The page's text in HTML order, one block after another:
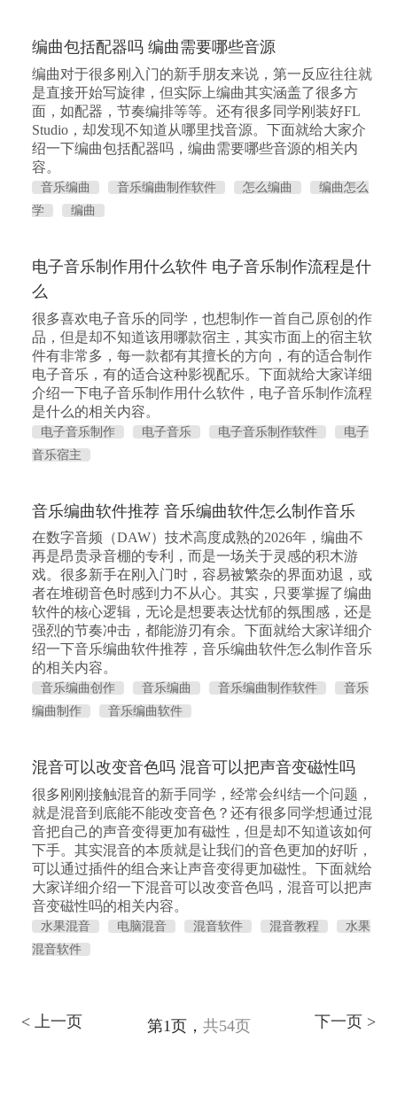
编曲包括配器吗 编曲需要哪些音源
编曲对于很多刚入门的新手朋友来说，第一反应往往就
是直接开始写旋律，但实际上编曲其实涵盖了很多方
面，如配器，节奏编排等等。还有很多同学刚装好FL
Studio，却发现不知道从哪里找音源。下面就给大家介
绍一下编曲包括配器吗，编曲需要哪些音源的相关内
容。
音乐编曲 音乐编曲制作软件 怎么编曲
编曲怎么
学
编曲
电子音乐制作用什么软件 电子音乐制作流程是什
么
很多喜欢电子音乐的同学，也想制作一首自己原创的作
品，但是却不知道该用哪款宿主，其实市面上的宿主软
件有非常多，每一款都有其擅长的方向，有的适合制作
电子音乐，有的适合这种影视配乐。下面就给大家详细
介绍一下电子音乐制作用什么软件，电子音乐制作流程
是什么的相关内容。
电子音乐制作 电子音乐 电子音乐制作软件
电子
音乐宿主
音乐编曲软件推荐 音乐编曲软件怎么制作音乐
在数字音频（DAW）技术高度成熟的2026年，编曲不
再是昂贵录音棚的专利，而是一场关于灵感的积木游
戏。很多新手在刚入门时，容易被繁杂的界面劝退，或
者在堆砌音色时感到力不从心。其实，只要掌握了编曲
软件的核心逻辑，无论是想要表达忧郁的氛围感，还是
强烈的节奏冲击，都能游刃有余。下面就给大家详细介
绍一下音乐编曲软件推荐，音乐编曲软件怎么制作音乐
的相关内容。
音乐编曲创作 音乐编曲 音乐编曲制作软件
音乐
编曲制作
音乐编曲软件
混音可以改变音色吗 混音可以把声音变磁性吗
很多刚刚接触混音的新手同学，经常会纠结一个问题，
就是混音到底能不能改变音色？还有很多同学想通过混
音把自己的声音变得更加有磁性，但是却不知道该如何
下手。其实混音的本质就是让我们的音色更加的好听，
可以通过插件的组合来让声音变得更加磁性。下面就给
大家详细介绍一下混音可以改变音色吗，混音可以把声
音变磁性吗的相关内容。
水果混音 电脑混音 混音软件 混音教程
水果
混音软件
< 上一页 第1页， 共54页 下一页 >